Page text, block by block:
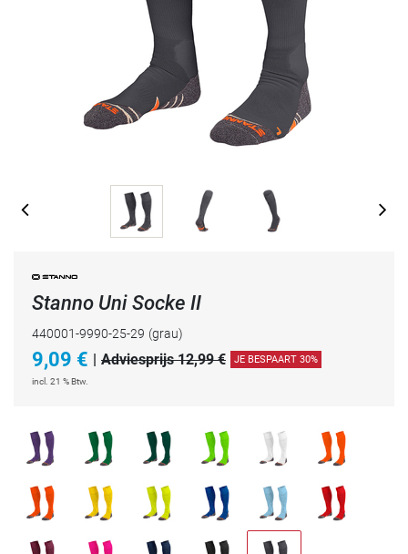
Stanno Uni Socke II
440001-9990-25-29 (grau)
9,09 € | Adviesprijs 12,99 € JE BESPAART 30%
incl. 21 % Btw.